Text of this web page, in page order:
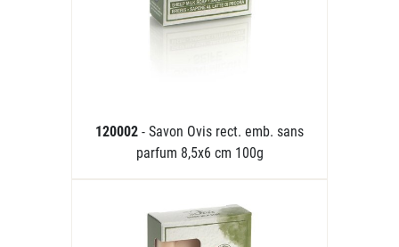
120002 - Savon Ovis rect. emb. sans
parfum 8,5x6 cm 100g